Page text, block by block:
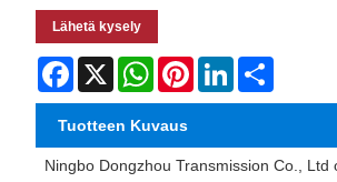
Lähetä kysely
Facebook
X WhatsAppPinterestLinkedIn
Tuotteen Kuvaus
Ningbo Dongzhou Transmission Co., Ltd